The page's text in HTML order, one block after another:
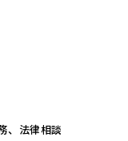
、法律相談